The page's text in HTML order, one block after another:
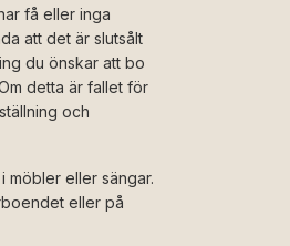
få eller inga
att det är slutsålt
du önskar att bo
detta är fallet för
och
möbler eller sängar.
eller på